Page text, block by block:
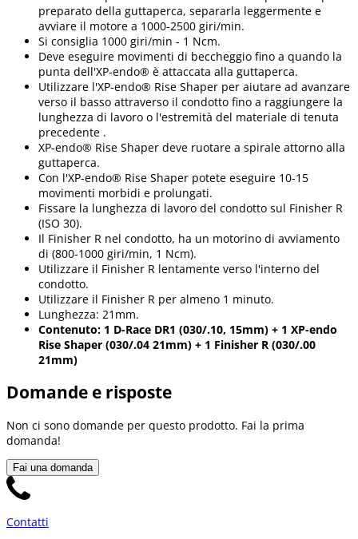
preparato della guttaperca, separarla leggermente e
avviare il motore a 1000-2500 giri/min.
Si consiglia 1000 giri/min - 1 Ncm.
Deve eseguire movimenti di beccheggio fino a quando la
punta dell'XP-endo® è attaccata alla guttaperca.
Utilizzare l'XP-endo® Rise Shaper per aiutare ad avanzare
verso il basso attraverso il condotto fino a raggiungere la
lunghezza di lavoro o l'estremità del materiale di tenuta
precedente .
XP-endo® Rise Shaper deve ruotare a spirale attorno alla
guttaperca.
Con l'XP-endo® Rise Shaper potete eseguire 10-15
movimenti morbidi e prolungati.
Fissare la lunghezza di lavoro del condotto sul Finisher R
(ISO 30).
Il Finisher R nel condotto, ha un motorino di avviamento
di (800-1000 giri/min, 1 Ncm).
Utilizzare il Finisher R lentamente verso l'interno del
condotto.
Utilizzare il Finisher R per almeno 1 minuto.
Lunghezza: 21mm.
Contenuto: 1 D-Race DR1 (030/.10, 15mm) + 1 XP-endo
Rise Shaper (030/.04 21mm) + 1 Finisher R (030/.00
21mm)
Domande e risposte
Non ci sono domande per questo prodotto. Fai la prima
domanda!
Fai una domanda
Contatti